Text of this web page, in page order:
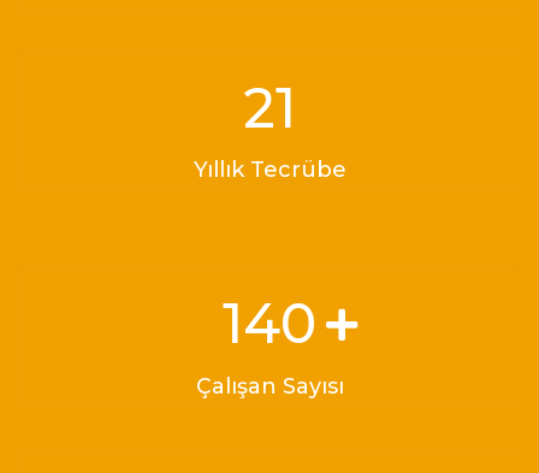
29
Yıllık Tecrübe
190
Çalışan Sayısı